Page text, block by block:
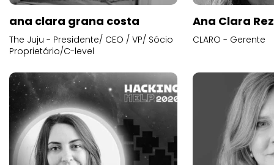
ana clara grana costa
The Juju - Presidente/ CEO / VP/ Sócio
Proprietário/C-level
Ana Clara
CLARO - Gerente